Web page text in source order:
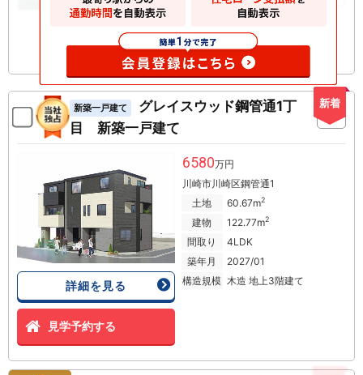
新着
新築一戸建て
グレイスウッド鋼管通1丁
目 新築一戸建て
詳細を見る
見学予約する
6580万円
川崎市川崎区鋼管通1
土地
60.67m2
建物 122.77m2
間取り
4LDK
築年月
2027/01
構造規模 木造 地上3階建て